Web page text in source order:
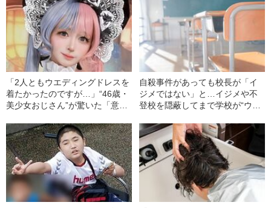
「2人ともウエディングドレスを
着たかったのですが…」“46歳・
美少女おじさん”が驚いた「意外
自殺事件があっても校長が「イ
ジメではない」と…イジメや不
登校を隠蔽してまで学校が“ウソ